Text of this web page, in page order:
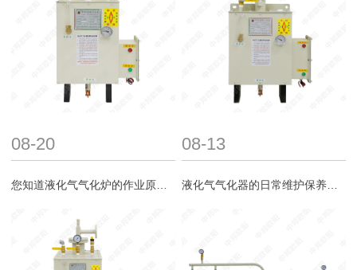
08-20
您知道液化气气化炉的作业原理吗？
08-13
液化气气化器的日常维护保养之道